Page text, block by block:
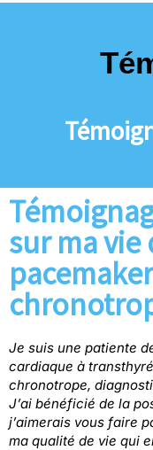
sur ma vie
Je suis une patiente
cardiaque à
chronotrope,
J’ai bénéficié de la
j’aimerais vous faire
ma qualité de vie qui